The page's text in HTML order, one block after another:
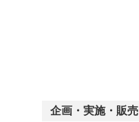
企画・実施・販売